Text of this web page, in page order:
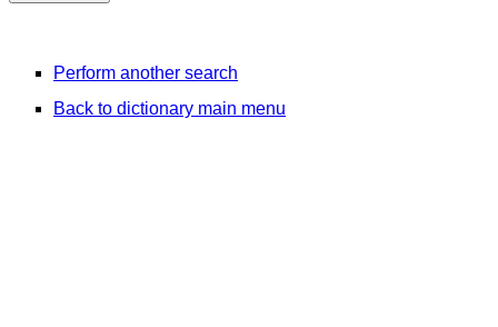
Perform another search
Back to dictionary main menu